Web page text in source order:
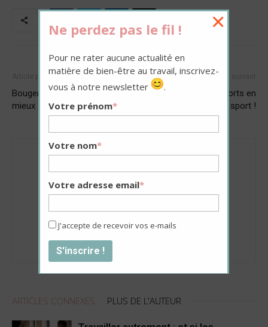
Article précédent
Bouger plus pour travailler
mieux
Article suivant
Prendre les transports en
commun, c’est du sport !
La Redaction
http://www.myhappyjob.fr
ARTICLES CONNEXES PLUS DE L'AUTEUR
Ne perdez pas le fil !
Pour ne rater aucune actualité en
matière de bien-être au travail, inscrivez-
vous à notre newsletter
.
Votre prénom*
Votre nom*
Votre adresse email*
J'accepte de recevoir vos e-mails
×